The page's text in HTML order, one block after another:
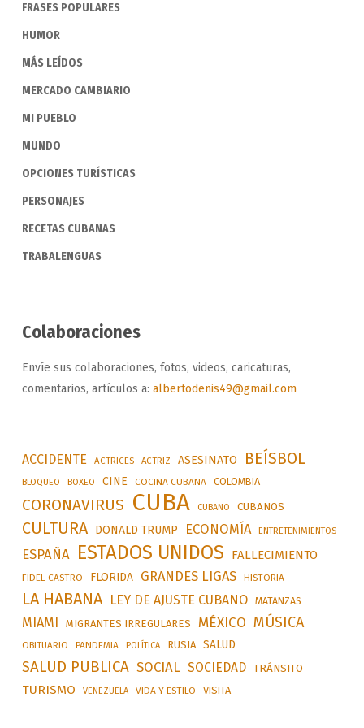
FRASES POPULARES
HUMOR
MÁS LEÍDOS
MERCADO CAMBIARIO
MI PUEBLO
MUNDO
OPCIONES TURÍSTICAS
PERSONAJES
RECETAS CUBANAS
TRABALENGUAS
Colaboraciones
Envíe sus colaboraciones, fotos, videos, caricaturas,
comentarios, artículos a: albertodenis49@gmail.com
ACCIDENTE ACTRICES ACTRIZ ASESINATO BEÍSBOL
BLOQUEO BOXEO CINE COCINA CUBANA COLOMBIA
CORONAVIRUS CUBA CUBANO CUBANOS
CULTURA DONALD TRUMP ECONOMÍA ENTRETENIMIENTOS
ESPAÑA ESTADOS UNIDOS FALLECIMIENTO
FIDEL CASTRO FLORIDA GRANDES LIGAS HISTORIA
LA HABANA LEY DE AJUSTE CUBANO MATANZAS
MIAMI MIGRANTES IRREGULARES MÉXICO MÚSICA
OBITUARIO PANDEMIA POLÍTICA RUSIA SALUD
SALUD PUBLICA SOCIAL SOCIEDAD TRÁNSITO
TURISMO VENEZUELA VIDA Y ESTILO VISITA